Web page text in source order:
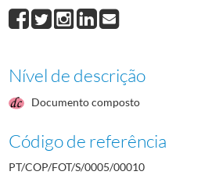
Nível de descrição
Documento composto
Código de referência
PT/COP/FOT/S/0005/00010